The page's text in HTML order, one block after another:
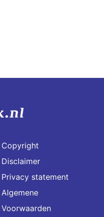
Copyright
Disclaimer
Privacy statement
Algemene
Voorwaarden